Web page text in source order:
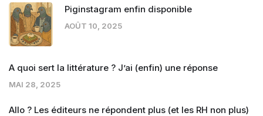
Piginstagram enfin disponible
AOÛT 10, 2025
A quoi sert la littérature ? J’ai (enfin) une réponse
MAI 28, 2025
Allo ? Les éditeurs ne répondent plus (et les RH non plus)